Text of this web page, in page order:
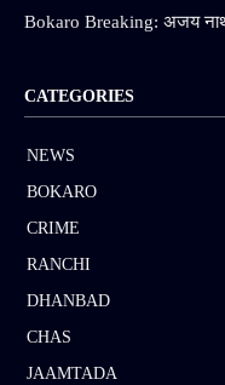
Bokaro Breaking: अजय नाथ
CATEGORIES
NEWS
BOKARO
CRIME
RANCHI
DHANBAD
CHAS
JAAMTADA